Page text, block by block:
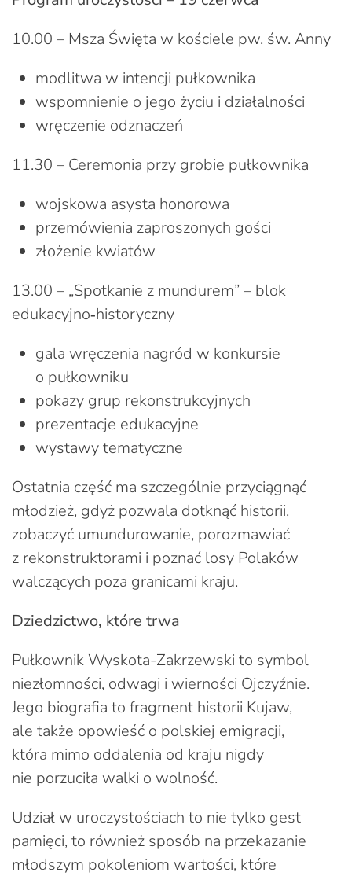
10.00 – Msza Święta w kościele pw. św. Anny
modlitwa w intencji pułkownika
wspomnienie o jego życiu i działalności
wręczenie odznaczeń
11.30 – Ceremonia przy grobie pułkownika
wojskowa asysta honorowa
przemówienia zaproszonych gości
złożenie kwiatów
13.00 – „Spotkanie z mundurem” – blok
edukacyjno‑historyczny
gala wręczenia nagród w konkursie
o pułkowniku
pokazy grup rekonstrukcyjnych
prezentacje edukacyjne
wystawy tematyczne
Ostatnia część ma szczególnie przyciągnąć
młodzież, gdyż pozwala dotknąć historii,
zobaczyć umundurowanie, porozmawiać
z rekonstruktorami i poznać losy Polaków
walczących poza granicami kraju.
Dziedzictwo, które trwa
Pułkownik Wyskota-Zakrzewski to symbol
niezłomności, odwagi i wierności Ojczyźnie.
Jego biografia to fragment historii Kujaw,
ale także opowieść o polskiej emigracji,
która mimo oddalenia od kraju nigdy
nie porzuciła walki o wolność.
Udział w uroczystościach to nie tylko gest
pamięci, to również sposób na przekazanie
młodszym pokoleniom wartości, które